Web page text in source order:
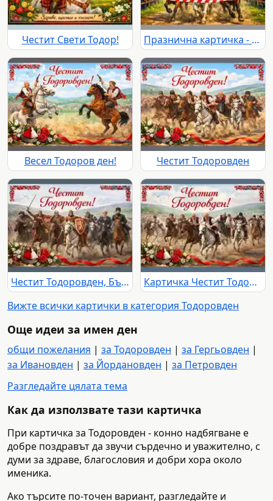
Честит Свети Тодор! Празнична картичка - Весел Тодоровден
Весел Тодоров ден! Честит Тодоровден
Честит Тодоровден, Български владетели!
Картичка Честит Тодоровден
Вижте всички картички в категория Тодоровден
Още идеи за имен ден
общи пожелания | за Тодоровден | за Гергьовден |
за Ивановден | за Йордановден | за Петровден
Разгледайте цялата тема
Как да използвате тази картичка
При картичка за Тодоровден - конно надбягване е
добре поздравът да звучи сърдечно и уважително, с
думи за здраве, благословия и добри хора около
именика.
Ако търсите по-точен вариант, разгледайте и